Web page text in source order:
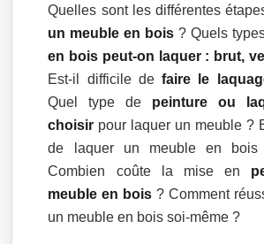
Quelles sont les différentes
un meuble en bois ? Quels
en bois peut-on laquer : brut,
Est-il difficile defaire le
Quel type de peinture ou
choisir pour laquer un meuble ?
de laquer un meuble en bois
Combien coûte la mise en
meuble en bois ? Comment
un meuble en bois soi-même ?